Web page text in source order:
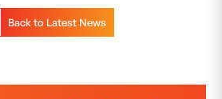
Back to Latest News